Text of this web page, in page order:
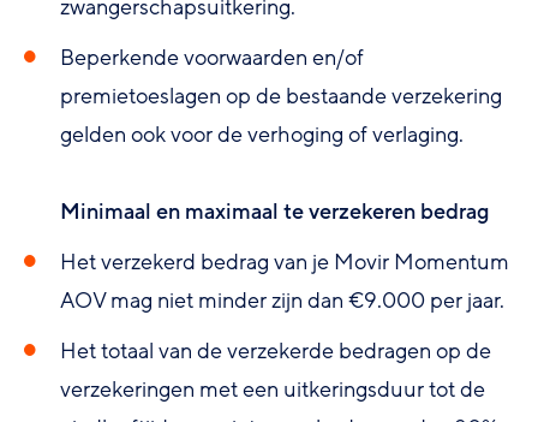
zwangerschapsuitkering.
Beperkende voorwaarden en/of
premietoeslagen op de bestaande verzekering
gelden ook voor de verhoging of verlaging.
Minimaal en maximaal te verzekeren bedrag
Het verzekerd bedrag van je Movir Momentum
AOV mag niet minder zijn dan €9.000 per jaar.
Het totaal van de verzekerde bedragen op de
verzekeringen met een uitkeringsduur tot de